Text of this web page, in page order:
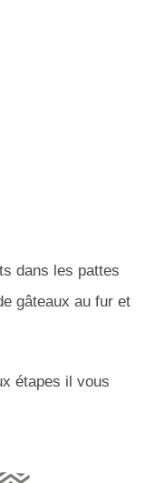
dans les pattes
gâteaux au fur et
étapes il vous